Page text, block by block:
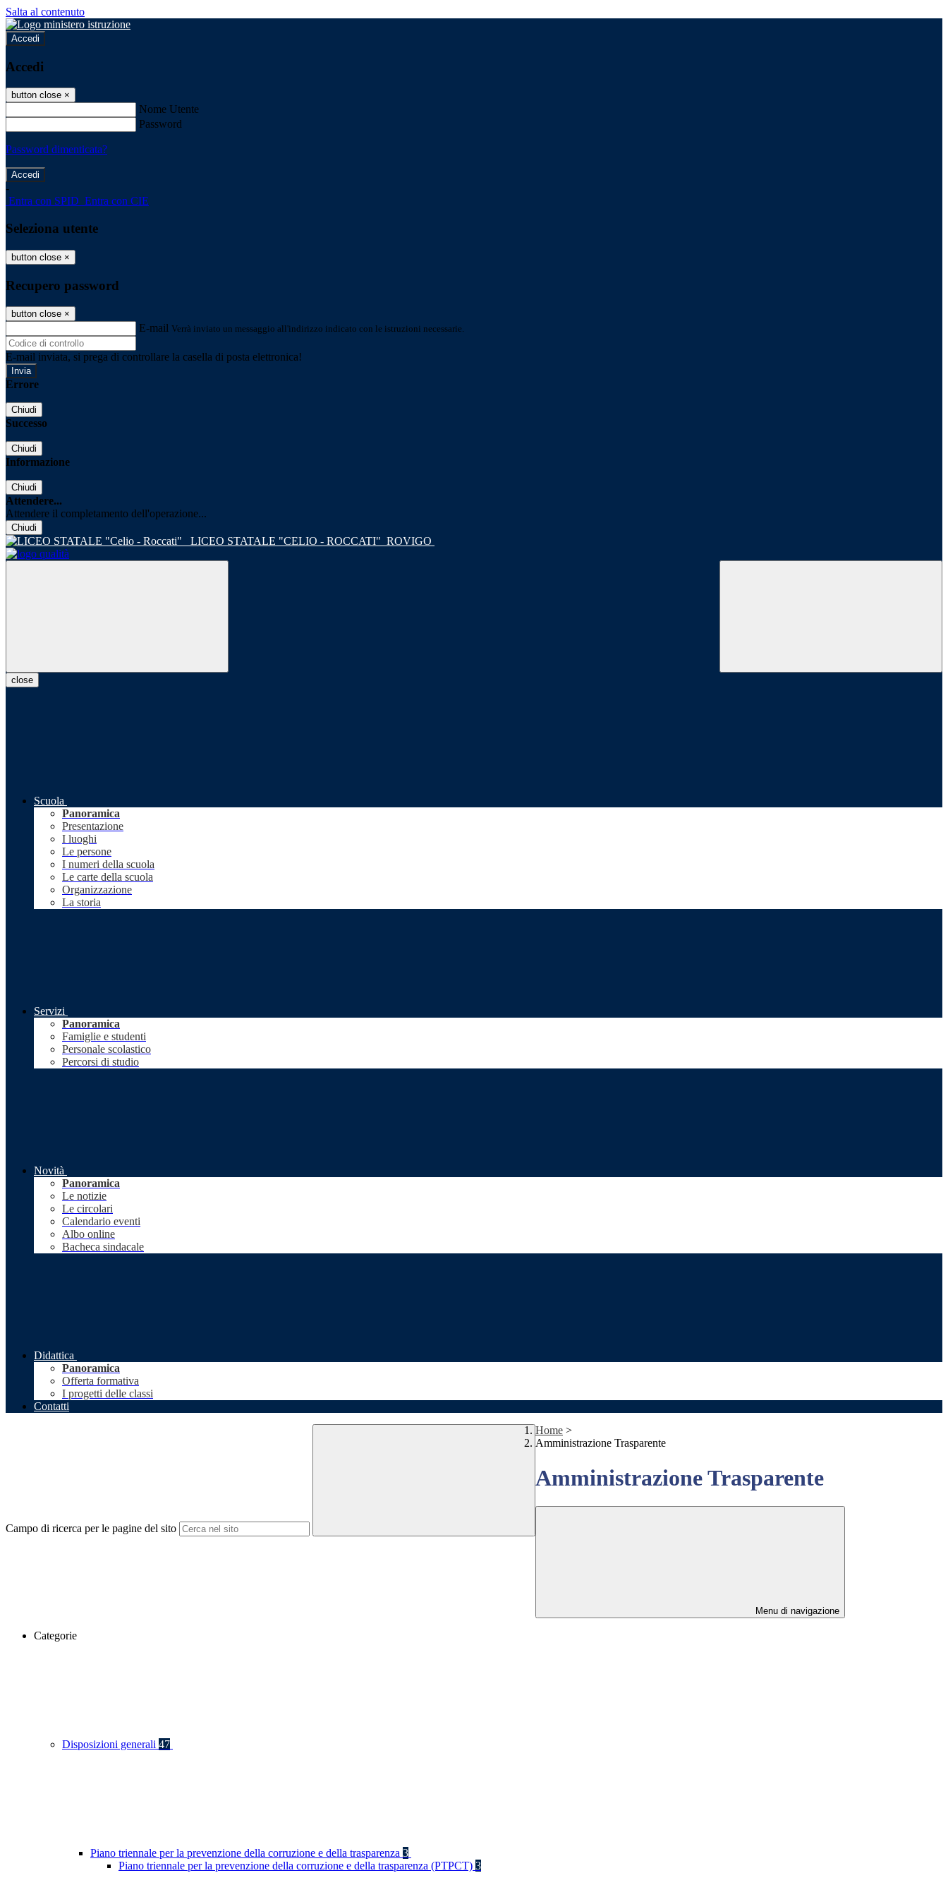
Salta al contenuto
Accedi
Accedi
button close ×
Nome Utente
Password
Password dimenticata?
-
Entra con SPID Entra con CIE
Seleziona utente
button close ×
Recupero password
button close ×
E-mail Verrà inviato un messaggio all'indirizzo indicato con le istruzioni necessarie.
E-mail inviata, si prega di controllare la casella di posta elettronica!
Errore
Chiudi
Successo
Chiudi
Informazione
Chiudi
Attendere...
Attendere il completamento dell'operazione...
Chiudi
LICEO STATALE "CELIO - ROCCATI" ROVIGO
close
Scuola
Panoramica
Presentazione
I luoghi
Le persone
I numeri della scuola
Le carte della scuola
Organizzazione
La storia
Servizi
Panoramica
Famiglie e studenti
Personale scolastico
Percorsi di studio
Novità
Panoramica
Le notizie
Le circolari
Calendario eventi
Albo online
Bacheca sindacale
Didattica
Panoramica
Offerta formativa
I progetti delle classi
Contatti
Campo di ricerca per le pagine del sito
Home >
Amministrazione Trasparente
Amministrazione Trasparente
Menu di navigazione
Categorie
Disposizioni generali 47
Piano triennale per la prevenzione della corruzione e della trasparenza 3
Piano triennale per la prevenzione della corruzione e della trasparenza (PTPCT) 3